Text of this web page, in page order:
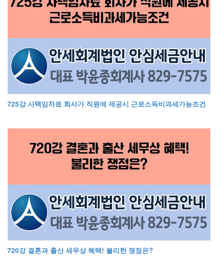
725강 사택임차료 회사가 직원에 제공시 근로소득비과세가능조건
720강 결혼과 출산 세무상 혜택! 불리한 쟁점은?